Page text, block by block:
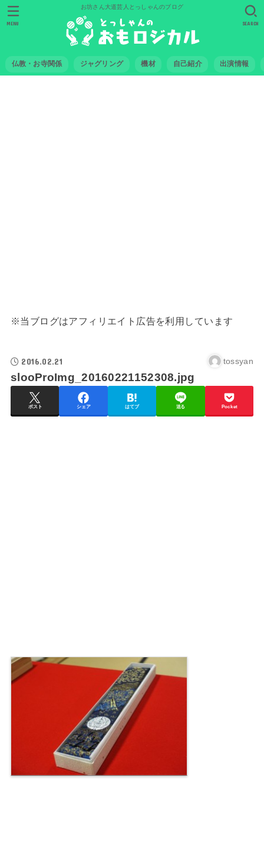
お坊さん大道芸人とっしゃんのブログ
仏教・お寺関係 ジャグリング 機材 自己紹介 出演情報
SEARCH
MENU
※当ブログはアフィリエイト広告を利用しています
2016.02.21 tossyan
slooProImg_20160221152308.jpg
ポスト シェア はてブ 送る Pocket